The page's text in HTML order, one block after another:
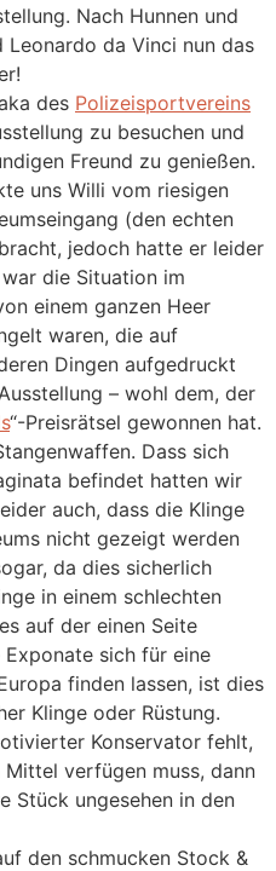
Nach Hunnen und
Leonardo da Vinci nun das
des Polizeisportvereins
zu besuchen und
Freund zu genießen.
uns Willi vom riesigen
(den echten
jedoch hatte er leider
die Situation im
einem ganzen Heer
waren, die auf
Dingen aufgedruckt
– wohl dem, der
“-Preisrätsel gewonnen hat.
Dass sich
befindet hatten wir
auch, dass die Klinge
nicht gezeigt werden
da dies sicherlich
in einem schlechten
auf der einen Seite
sich für eine
finden lassen, ist dies
Klinge oder Rüstung.
Konservator fehlt,
verfügen muss, dann
Stück ungesehen in den
den schmucken Stock &